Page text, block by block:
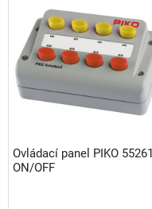
Ovládací panel PIKO 55261
ON/OFF